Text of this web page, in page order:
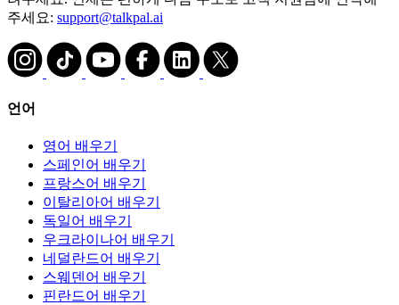
주세요: support@talkpal.ai
언어
영어 배우기
스페인어 배우기
프랑스어 배우기
이탈리아어 배우기
독일어 배우기
우크라이나어 배우기
네덜란드어 배우기
스웨덴어 배우기
핀란드어 배우기